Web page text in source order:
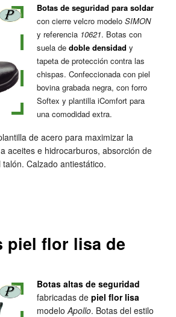
Botas de seguridad para soldar
con cierre velcro modelo SIMON
y referencia 10621. Botas con
suela de doble densidad y
tapeta de protección contra las
chispas. Confeccionada con piel
bovina grabada negra, con forro
Softex y plantilla iComfort para
una comodidad extra.
de acero para maximizar la
aceites e hidrocarburos, absorción de
Calzado antiestático.
piel flor lisa de
Botas altas de seguridad
fabricadas de piel flor lisa
modeloApollo. Botas del estilo